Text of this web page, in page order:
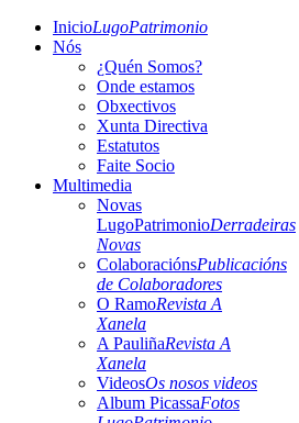
InicioLugoPatrimonio
Nós
¿Quén Somos?
Onde estamos
Obxectivos
Xunta Directiva
Estatutos
Faite Socio
Multimedia
Novas
LugoPatrimonioDerradeiras
Novas
ColaboraciónsPublicacións
de Colaboradores
O RamoRevista A
Xanela
A PauliñaRevista A
Xanela
VideosOs nosos videos
Album PicassaFotos